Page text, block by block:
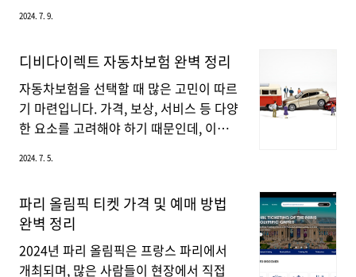
작미녀와 순정남 등장인물미녀와 순정남
미녀와 순정남 다시 보기는 KBS2, KBS
WORLD, KBS 드라마 3채널에서 VOD 서
비스를 하고 있습니다. 미녀와 순정남 다
시보기👆 미녀와..
터 신청 방법을 자세히 알아보겠습니
공인 전기요금 특별지원 확대 시행 올해
초 정부는 연매출이 3,000만 원 이하인 소
상공인을 대상으로 전기요금을 최대 20만
원 지원하는 정책을 발표하였습니다. 하지
이 많아서 이 사업은 일부만 호응을 얻고
월 8일부터 연매출 6,000만 원 이하로 확
대 시행하여 골고루 혜택이 돌아갈 수 있
도록 할 예정이라고 합니다. 이번 사업은
한정된 예산으로 시행되고 있으므로 지원
2024. 7. 9.
디비다이렉트 자동차보험 완벽 정리
자동차보험을 선택할 때 많은 고민이 따르
기 마련입니다. 가격, 보상, 서비스 등 다양
한 요소를 고려해야 하기 때문인데, 이러
로 디비다이렉트 자동차보험이 있습니다.
혜택에 대해 안내해 드리겠습니다.디비다
이렉트 자동차보험 소개디비(DB) 디렉트
는 인터넷을 통해 간편하게 가입할 수 있
는 자동차보험입니다. 오프라인 보험료보
2024. 7. 5.
파리 올림픽 티켓 가격 및 예매 방법
완벽 정리
2024년 파리 올림픽은 프랑스 파리에서
개최되며, 많은 사람들이 현장에서 직접